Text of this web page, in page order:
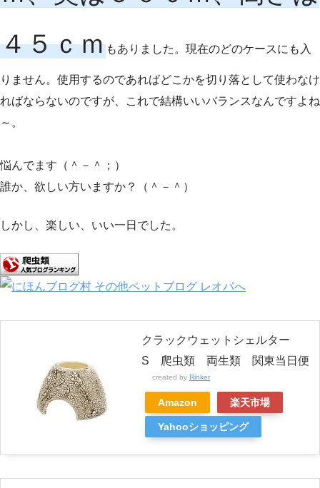
４５ｃｍもありました。現在のどのケースにも入
りません。使用するのであればどこかを切り落として使わなけ
ればならないのですが、これで結構いいバランスなんですよね
～。
悩んでます（＾－＾；）
誰か、欲しい方いますか？（＾－＾）
しかし、楽しい、いい一日でした。
クラックウェットシェルター
S 爬虫類 両生類 関東当日便
created by Rinker
Amazon 楽天市場
Yahooショッピング